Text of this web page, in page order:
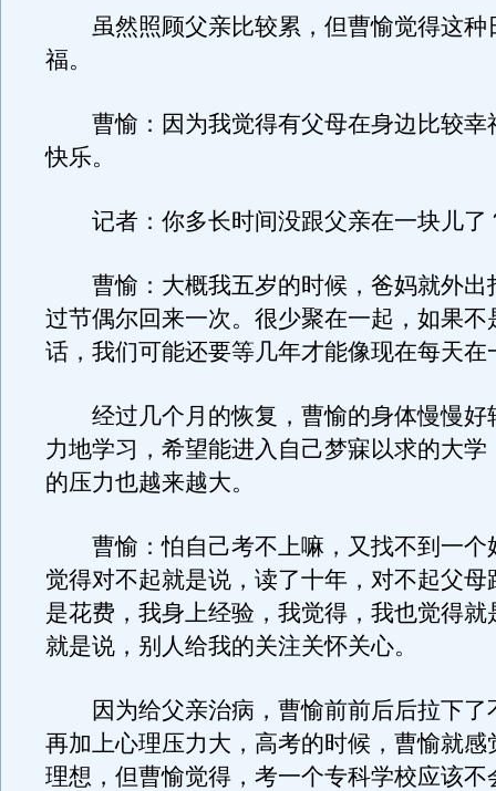
虽然照顾父亲比较累，但曹愉觉得这种
福。
曹愉：因为我觉得有父母在身边比较幸
快乐。
记者：你多长时间没跟父亲在一块儿了
曹愉：大概我五岁的时候，爸妈就外出
过节偶尔回来一次。很少聚在一起，如果不
话，我们可能还要等几年才能像现在每天在
经过几个月的恢复，曹愉的身体慢慢好
力地学习，希望能进入自己梦寐以求的大学
的压力也越来越大。
曹愉：怕自己考不上嘛，又找不到一个
觉得对不起就是说，读了十年，对不起父母
是花费，我身上经验，我觉得，我也觉得就
就是说，别人给我的关注关怀关心。
因为给父亲治病，曹愉前前后后拉下了
再加上心理压力大，高考的时候，曹愉就感
理想，但曹愉觉得，考一个专科学校应该不